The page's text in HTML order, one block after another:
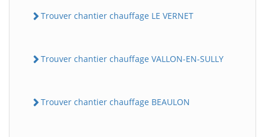
Trouver chantier chauffage LE VERNET
Trouver chantier chauffage VALLON-EN-SULLY
Trouver chantier chauffage BEAULON